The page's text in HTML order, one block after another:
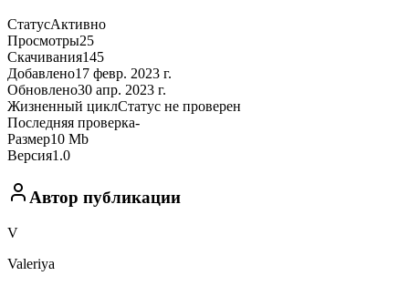
СтатусАктивно
Просмотры25
Скачивания145
Добавлено17 февр. 2023 г.
Обновлено30 апр. 2023 г.
Жизненный циклСтатус не проверен
Последняя проверка-
Размер10 Mb
Версия1.0
Автор публикации
V
Valeriya